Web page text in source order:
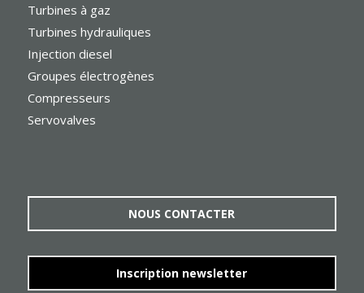
Turbines à gaz
Turbines hydrauliques
Injection diesel
Groupes électrogènes
Compresseurs
Servovalves
NOUS CONTACTER
Inscription newsletter